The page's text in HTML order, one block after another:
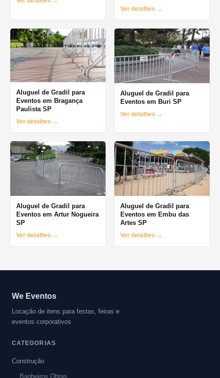
Ver detalhes →
Aluguel de Gradil para
Eventos em Bragança
Paulista SP
Ver detalhes →
Aluguel de Gradil para
Eventos em Buri SP
Ver detalhes →
Aluguel de Gradil para
Eventos em Artur Nogueira
SP
Ver detalhes →
Aluguel de Gradil para
Eventos em Embu das
Artes SP
Ver detalhes →
We Eventos
Locação de itens para festas, feiras e
eventos corporativos
CATEGORIAS
Construção
Banheiros Obras